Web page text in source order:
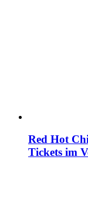
Red Hot
Tickets im